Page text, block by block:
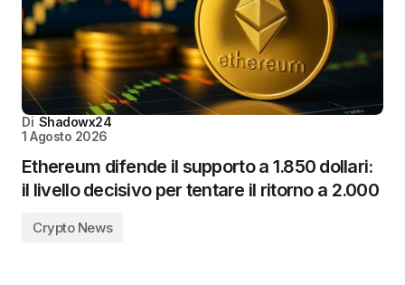
Di Shadowx24
1 Agosto 2026
Ethereum difende il supporto a 1.850 dollari:
il livello decisivo per tentare il ritorno a 2.000
Crypto News